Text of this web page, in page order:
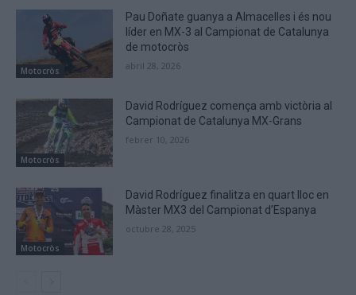
Motocròs
Pau Doñate guanya a Almacelles i és nou
líder en MX-3 al Campionat de Catalunya
de motocròs
abril 28, 2026
Motocròs
David Rodríguez comença amb victòria al
Campionat de Catalunya MX-Grans
febrer 10, 2026
Motocròs
David Rodríguez finalitza en quart lloc en
Màster MX3 del Campionat d’Espanya
octubre 28, 2025